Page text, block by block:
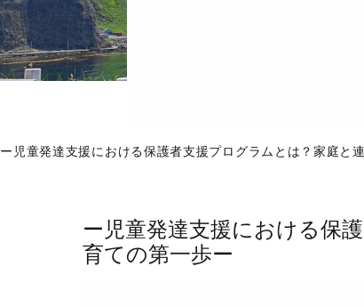
ー児童発達支援における保護者支援プログラムとは？家庭と
ー児童発達支援における保
育ての第一歩ー